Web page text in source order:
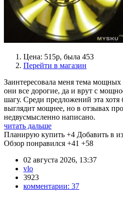
Цена: 515р, была 453
Перейти в магазин
Заинтересовала меня тема
они все дорогие, да и врут с
шагу. Среди предложений эта хотя
выглядит мощнее, но в отзывах
недвусмысленно написано.
читать дальше
Планирую купить +4 Добавить в
Обзор понравился +41 +58
02 августа 2026, 13:37
vlo
3923
комментарии: 37